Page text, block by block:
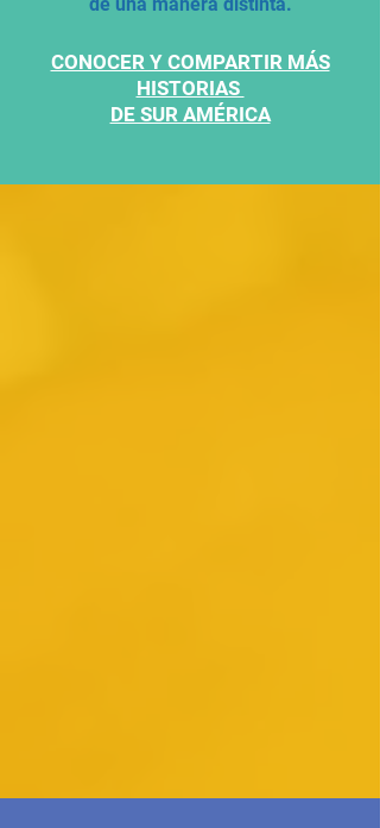
CONOCER Y COMPARTIR MÁS
HISTORIAS
DE SUR AMÉRICA